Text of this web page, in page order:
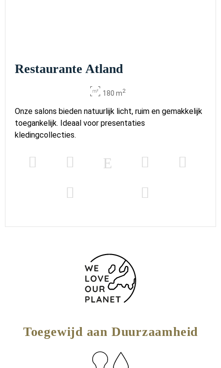
Restaurante Atland
180 m2
Onze salons bieden natuurlijk licht, ruim en gemakkelijk
toegankelijk. Ideaal voor presentaties
kledingcollecties.
Toegewijd aan Duurzaamheid